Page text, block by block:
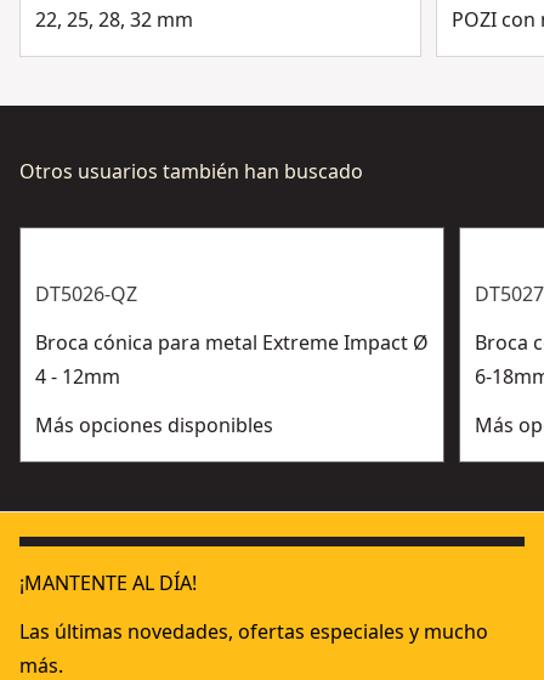
22, 25, 28, 32 mm
POZI
Otros usuarios también han buscado
DT5026-QZ
Broca cónica para metal Extreme Impact Ø
4 - 12mm
Más opciones disponibles
Broca
6-
Más
¡MANTENTE AL DÍA!
Las últimas novedades, ofertas especiales y mucho
más.